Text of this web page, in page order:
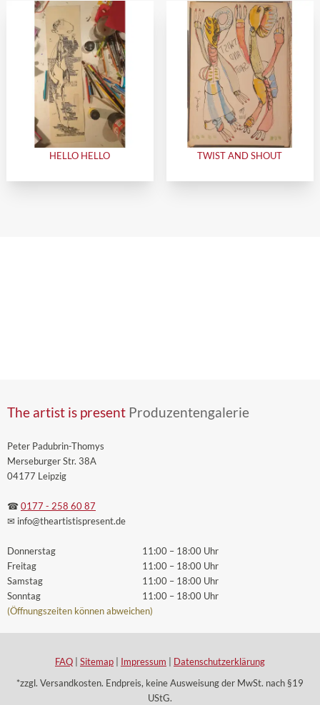
HELLO HELLO TWIST AND SHOUT
The artist is present Produzentengalerie
Peter Padubrin-Thomys
Merseburger Str. 38A
04177 Leipzig
☎ 0177 - 258 60 87
✉ info@theartistispresent.de
Donnerstag
Freitag
Samstag
Sonntag
11:00 – 18:00 Uhr
11:00 – 18:00 Uhr
11:00 – 18:00 Uhr
11:00 – 18:00 Uhr
(Öffnungszeiten können abweichen)
FAQ Sitemap Impressum
Datenschutzerklärung
*zzgl. Versandkosten. Endpreis, keine Ausweisung der MwSt. nach §19
UStG.